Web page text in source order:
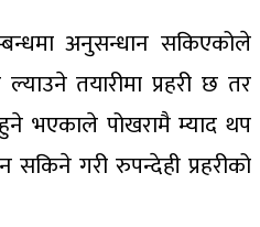
अनुसन्धान सकिएकोले
तयारीमा प्रहरी छ तर
भएकाले पोखरामै म्याद थप
गरी रुपन्देही प्रहरीको